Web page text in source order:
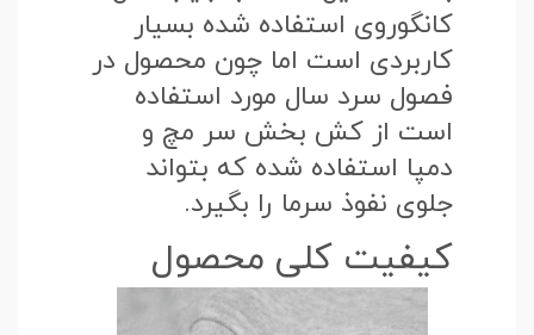
کانگوروی استفاده شده بسیار
کاربردی است اما چون محصول در
فصول سرد سال مورد استفاده
است از کش بخش سر مچ و
دمپا استفاده شده که بتواند
جلوی نفوذ سرما را بگیرد.
کیفیت کلی محصول